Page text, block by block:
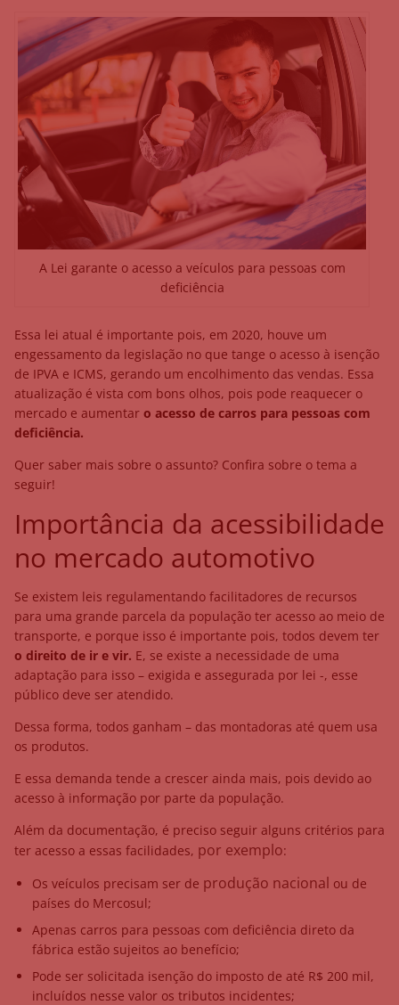
A Lei garante o acesso a veículos para pessoas com
deficiência
Essa lei atual é importante pois, em 2020, houve um
engessamento da legislação no que tange o acesso à isenção
de IPVA e ICMS, gerando um encolhimento das vendas. Essa
atualização é vista com bons olhos, pois pode reaquecer o
mercado e aumentar o acesso de carros para pessoas com
deficiência.
Quer saber mais sobre o assunto? Confira sobre o tema a
seguir!
Importância da acessibilidade
no mercado automotivo
Se existem leis regulamentando facilitadores de recursos
para uma grande parcela da população ter acesso ao meio de
transporte, e porque isso é importante pois, todos devem ter
o direito de ir e vir. E, se existe a necessidade de uma
adaptação para isso – exigida e assegurada por lei -, esse
público deve ser atendido.
Dessa forma, todos ganham – das montadoras até quem usa
os produtos.
E essa demanda tende a crescer ainda mais, pois devido ao
acesso à informação por parte da população.
Além da documentação, é preciso seguir alguns critérios para
ter acesso a essas facilidades, por exemplo:
Os veículos precisam ser de produção nacional ou de
países do Mercosul;
Apenas carros para pessoas com deficiência direto da
fábrica estão sujeitos ao benefício;
Pode ser solicitada isenção do imposto de até R$ 200 mil,
incluídos nesse valor os tributos incidentes;